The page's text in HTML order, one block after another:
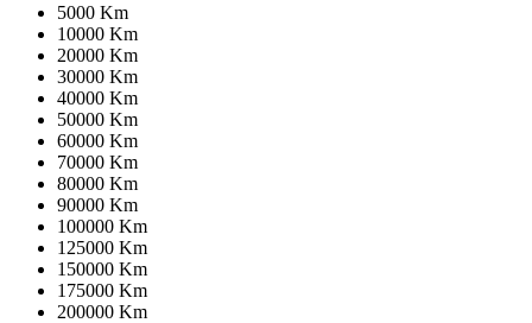
5000 Km
10000 Km
20000 Km
30000 Km
40000 Km
50000 Km
60000 Km
70000 Km
80000 Km
90000 Km
100000 Km
125000 Km
150000 Km
175000 Km
200000 Km